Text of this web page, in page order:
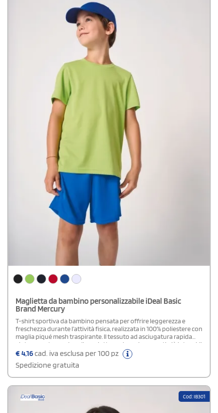
Maglietta da bambino personalizzabile iDeal Basic
Brand Mercury
T-shirt sportiva da bambino pensata per offrire leggerezza e
freschezza durante l’attività fisica, realizzata in 100% poliestere con
maglia piqué mesh traspirante. Il tessuto ad asciugatura rapida
aiuta a mantenere la pelle asciutta anche nei momenti più intensi. Il
modello presenta un taglio dritto e un collo rotondo in maglia
piqué mesh con doppie impunture che ne aumentano la
resistenza. Include un nastro di rinforzo interno al collo tono su
tono e orli di maniche e fondo capo rifiniti a doppio ago. Etichetta
€4,16cad. iva esclusa per 100 pz
Spedizione gratuita
Cod: IB301